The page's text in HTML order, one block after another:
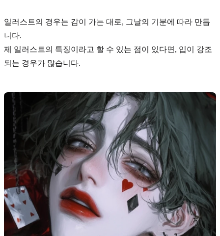
일러스트의 경우는 감이 가는 대로, 그날의 기분에 따라 만듭
니다.
제 일러스트의 특징이라고 할 수 있는 점이 있다면, 입이 강조
되는 경우가 많습니다.